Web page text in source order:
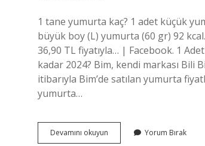
1 tane yumurta kaç? 1 adet küçük
büyük boy (L) yumurta (60 gr) 92
36,90 TL fiyatıyla… | Facebook. 1
kadar 2024? Bim, kendi markası Bili
itibarıyla Bim’de satılan yumurta
yumurta…
Devamını okuyun
Tane
Yorum Bırak